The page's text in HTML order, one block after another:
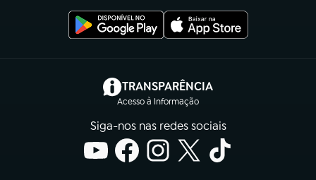
TRANSPARÊNCIA
Acesso à Informação
(abre em nova aba)
Siga-nos nas redes sociais